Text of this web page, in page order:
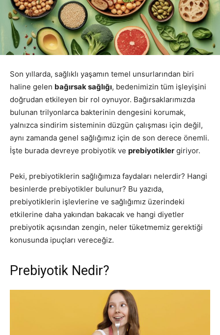
Son yıllarda, sağlıklı yaşamın temel unsurlarından biri
haline gelen bağırsak sağlığı, bedenimizin tüm işleyişini
doğrudan etkileyen bir rol oynuyor. Bağırsaklarımızda
bulunan trilyonlarca bakterinin dengesini korumak,
yalnızca sindirim sisteminin düzgün çalışması için değil,
aynı zamanda genel sağlığımız için de son derece önemli.
İşte burada devreye probiyotik ve prebiyotikler giriyor.
Peki, prebiyotiklerin sağlığımıza faydaları nelerdir? Hangi
besinlerde prebiyotikler bulunur? Bu yazıda,
prebiyotiklerin işlevlerine ve sağlığımız üzerindeki
etkilerine daha yakından bakacak ve hangi diyetler
prebiyotik açısından zengin, neler tüketmemiz gerektiği
konusunda ipuçları vereceğiz.
Prebiyotik Nedir?